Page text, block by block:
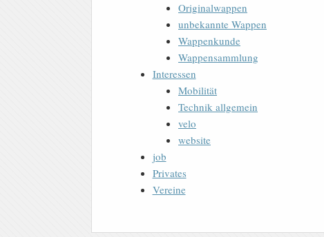
Originalwappen
unbekannte Wappen
Wappenkunde
Wappensammlung
Interessen
Mobilität
Technik allgemein
velo
website
job
Privates
Vereine